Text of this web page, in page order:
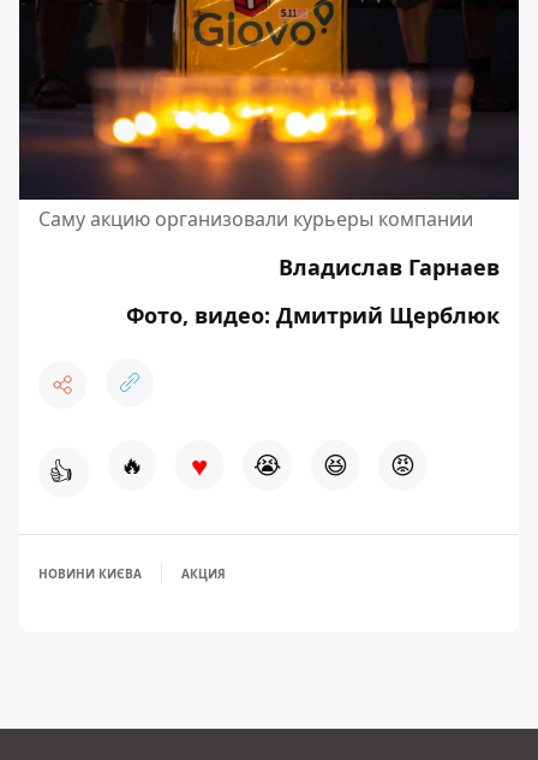
Саму акцию организовали курьеры компании
Владислав Гарнаев
Фото, видео: Дмитрий Щерблюк
👍 🔥 ♥ 😭 😆 😡
НОВИНИ КИЄВА АКЦИЯ